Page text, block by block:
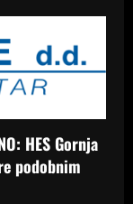
HES Gornja
podobnim